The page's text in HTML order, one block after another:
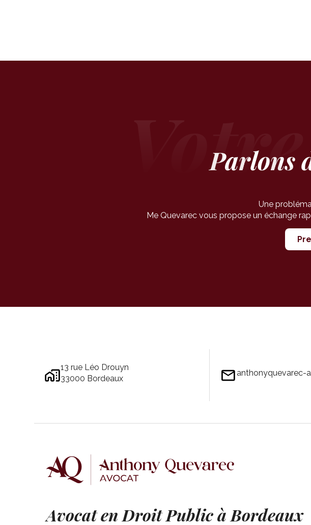
Parlons
Une
Me Quevarec vous propose un échange
13 rue Léo Drouyn
33000 Bordeaux
anthonyquevarec-
Avocat en Droit Public à Bordeaux